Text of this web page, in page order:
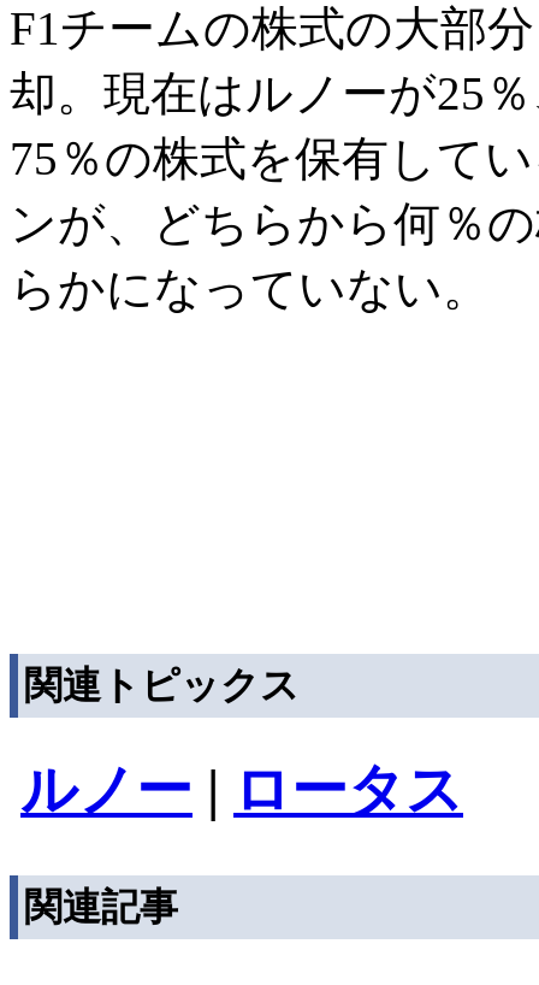
F1チームの株式の大部
却。現在はルノーが25
75％の株式を保有して
ンが、どちらから何％
らかになっていない。
関連トピックス
ルノー | ロータス
関連記事